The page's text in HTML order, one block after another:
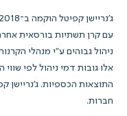
עם קרן תשתיות בורסאית
ניהול גבוהים ע"י מנהלי
אלו גובות דמי ניהול לפי
חברות.